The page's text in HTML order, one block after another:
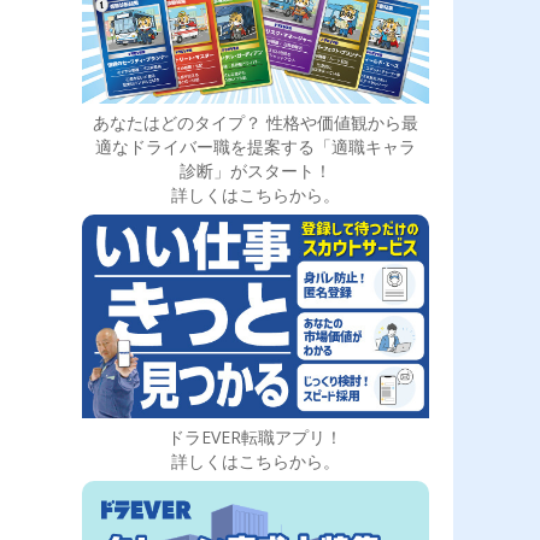
あなたはどのタイプ？ 性格や価値観から最
適なドライバー職を提案する「適職キャラ
診断」がスタート！
詳しくはこちらから。
ドラEVER転職アプリ！
詳しくはこちらから。